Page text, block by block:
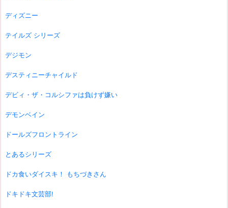
ディズニー
テイルズ シリーズ
デジモン
デスティニーチャイルド
デビィ・ザ・コルシファは負けず嫌い
デモンベイン
ドールズフロントライン
とあるシリーズ
ドカ食いダイスキ！ もちづきさん
ドキドキ文芸部!